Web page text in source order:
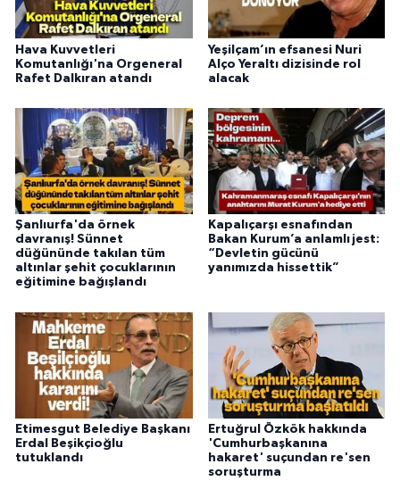
Hava Kuvvetleri
Komutanlığı'na Orgeneral
Rafet Dalkıran atandı
Yeşilçam’ın efsanesi Nuri
Alço Yeraltı dizisinde rol
alacak
Şanlıurfa'da örnek
davranış! Sünnet
düğününde takılan tüm
altınlar şehit çocuklarının
eğitimine bağışlandı
Kapalıçarşı esnafından
Bakan Kurum’a anlamlı jest:
“Devletin gücünü
yanımızda hissettik”
Etimesgut Belediye Başkanı
Erdal Beşikçioğlu
tutuklandı
Ertuğrul Özkök hakkında
'Cumhurbaşkanına
hakaret' suçundan re'sen
soruşturma